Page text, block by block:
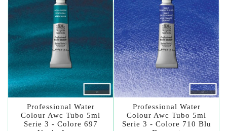
Professional Water
Colour Awc Tubo 5ml
Serie 3 - Colore 697
Professional Water
Colour Awc Tubo 5ml
Serie 3 - Colore 710 Blu